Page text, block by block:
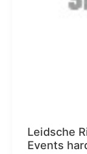
Leidsche
Events